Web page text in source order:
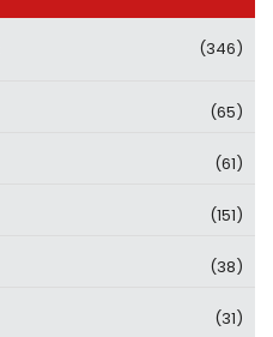
(346)
(65)
(61)
(151)
(38)
(31)